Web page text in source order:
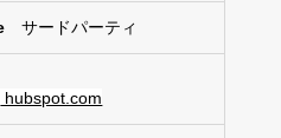
サードパーティ
hubspot.com